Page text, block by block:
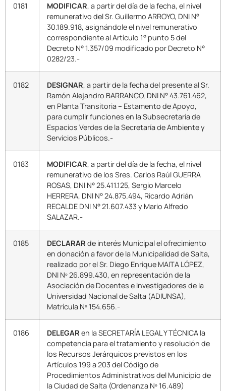
0181 MODIFICAR, a partir del día de la fecha, el nivel
remunerativo del Sr. Guillermo ARROYO, DNI N°
30.189.918, asignándole el nivel remunerativo
correspondiente al Artículo 1° punto 5 del
Decreto N° 1.357/09 modificado por Decreto N°
0282/23.-
0182 DESIGNAR, a partir de la fecha del presente al Sr.
Ramón Alejandro BARRANCO, DNI N° 43.761.462,
en Planta Transitoria – Estamento de Apoyo,
para cumplir funciones en la Subsecretaría de
Espacios Verdes de la Secretaría de Ambiente y
Servicios Públicos.-
0183 MODIFICAR, a partir del día de la fecha, el nivel
remunerativo de los Sres. Carlos Raúl GUERRA
ROSAS, DNI N° 25.411.125, Sergio Marcelo
HERRERA, DNI N° 24.875.494, Ricardo Adrián
RECALDE DNI N° 21.607.433 y Mario Alfredo
SALAZAR.-
0185 DECLARAR de interés Municipal el ofrecimiento
en donación a favor de la Municipalidad de Salta,
realizado por el Sr. Diego Enrique MAITA LÓPEZ,
DNI Nº 26.899.430, en representación de la
Asociación de Docentes e Investigadores de la
Universidad Nacional de Salta (ADIUNSA),
Matrícula Nº 154.656.-
0186 DELEGAR en la SECRETARÍA LEGAL Y TÉCNICA la
competencia para el tratamiento y resolución de
los Recursos Jerárquicos previstos en los
Artículos 199 a 203 del Código de
Procedimientos Administrativos del Municipio de
la Ciudad de Salta (Ordenanza Nº 16.489)